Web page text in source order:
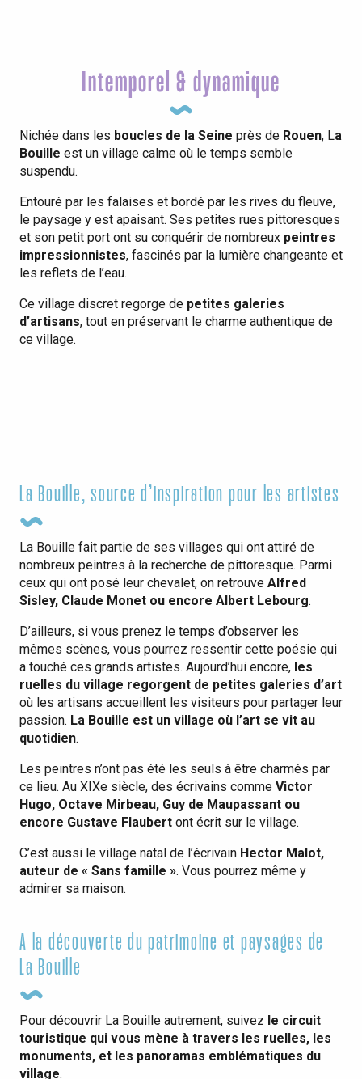
Le saviez-vous ?
Comment venir ?
Intemporel & dynamique
Nichée dans les boucles de la Seine près de Rouen, La
Bouille est un village calme où le temps semble
suspendu.
Entouré par les falaises et bordé par les rives du fleuve,
le paysage y est apaisant. Ses petites rues pittoresques
et son petit port ont su conquérir de nombreux peintres
impressionnistes, fascinés par la lumière changeante et
les reflets de l’eau.
Ce village discret regorge de petites galeries
d’artisans, tout en préservant le charme authentique de
ce village.
La Bouille, source d’inspiration pour les artistes
La Bouille fait partie de ses villages qui ont attiré de
nombreux peintres à la recherche de pittoresque. Parmi
ceux qui ont posé leur chevalet, on retrouve Alfred
Sisley, Claude Monet ou encore Albert Lebourg.
D’ailleurs, si vous prenez le temps d’observer les
mêmes scènes, vous pourrez ressentir cette poésie qui
a touché ces grands artistes. Aujourd’hui encore, les
ruelles du village regorgent de petites galeries d’art
où les artisans accueillent les visiteurs pour partager leur
passion. La Bouille est un village où l’art se vit au
quotidien.
Les peintres n’ont pas été les seuls à être charmés par
ce lieu. Au XIXe siècle, des écrivains comme Victor
Hugo, Octave Mirbeau, Guy de Maupassant ou
encore Gustave Flaubert ont écrit sur le village.
C’est aussi le village natal de l’écrivain Hector Malot,
auteur de « Sans famille ». Vous pourrez même y
admirer sa maison.
A la découverte du patrimoine et paysages de
La Bouille
Pour découvrir La Bouille autrement, suivez le circuit
touristique qui vous mène à travers les ruelles, les
monuments, et les panoramas emblématiques du
village.